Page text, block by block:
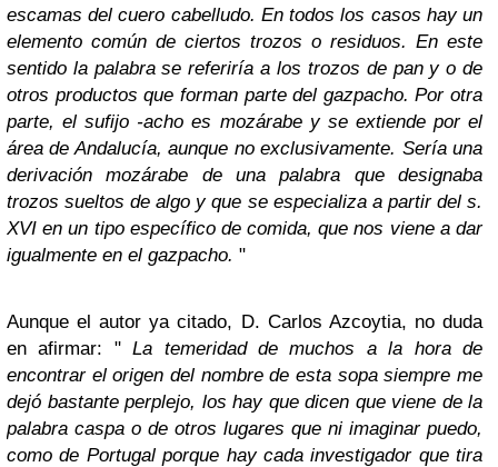
escamas del cuero cabelludo. En todos los casos hay un
elemento común de ciertos trozos o residuos. En este
sentido la palabra se referiría a los trozos de pan y o de
otros productos que forman parte del gazpacho. Por otra
parte, el sufijo -acho es mozárabe y se extiende por el
área de Andalucía, aunque no exclusivamente. Sería una
derivación mozárabe de una palabra que designaba
trozos sueltos de algo y que se especializa a partir del s.
XVI en un tipo específico de comida, que nos viene a dar
igualmente en el gazpacho. "
Aunque el autor ya citado, D. Carlos Azcoytia, no duda
en afirmar: "La temeridad de muchos a la hora de
encontrar el origen del nombre de esta sopa siempre me
dejó bastante perplejo, los hay que dicen que viene de la
palabra caspa o de otros lugares que ni imaginar puedo,
como de Portugal porque hay cada investigador que tira